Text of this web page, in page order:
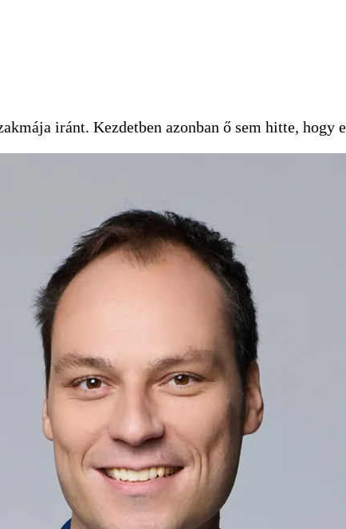
iránt. Kezdetben azonban ő sem hitte,